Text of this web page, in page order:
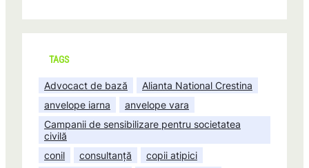
TAGS
Advocact de bază
Alianta National Crestina
anvelope iarna
anvelope vara
Campanii de sensibilizare pentru societatea
civilă
conil
consultanță
copii atipici